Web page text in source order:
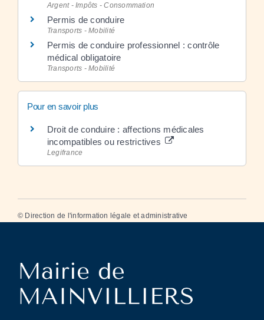
Argent - Impôts - Consommation
Permis de conduire
Transports - Mobilité
Permis de conduire professionnel : contrôle
médical obligatoire
Transports - Mobilité
Pour en savoir plus
Droit de conduire : affections médicales
incompatibles ou restrictives
Legifrance
© Direction de l'information légale et administrative